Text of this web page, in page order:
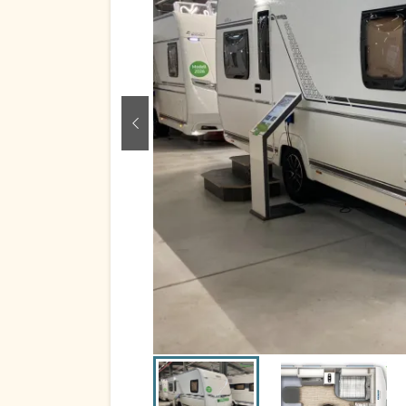
zurück